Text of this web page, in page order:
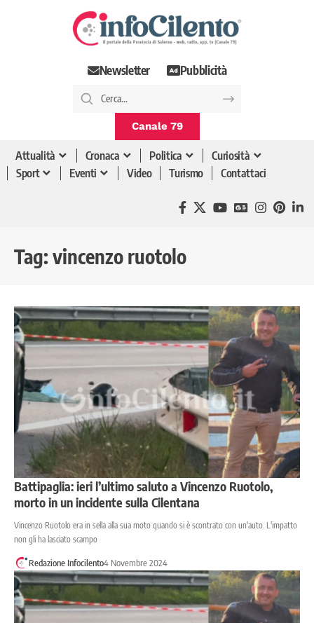
Newsletter Pubblicità
Canale 79
Attualità Cronaca Politica
Curiosità
Sport
Eventi Video Turismo Contattaci
Tag: vincenzo ruotolo
Battipaglia: ieri l’ultimo saluto a Vincenzo Ruotolo,
morto in un incidente sulla Cilentana
Vincenzo Ruotolo era in sella alla sua moto quando si è scontrato con un'auto. L'impatto
non gli ha lasciato scampo
Redazione Infocilento4 Novembre 2024